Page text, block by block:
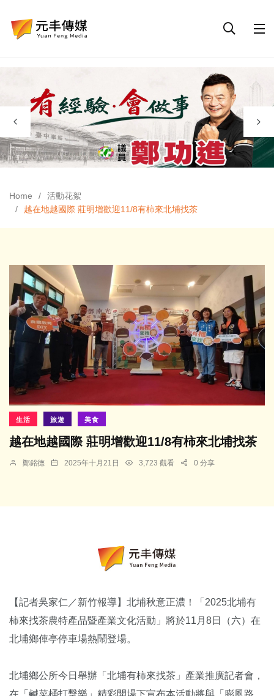
Home
活動花絮
越在地越國際 莊明增歡迎11/8有柿來北埔找茶
生活 旅遊 美食
越在地越國際 莊明增歡迎11/8有柿來北埔找茶
鄭銘德 2025年十月21日 3,723 觀看 0 分享
【記者吳家仁／新竹報導】北埔秋意正濃！「2025北埔有
柿來找茶農特產品暨產業文化活動」將於11月8日（六）在
北埔鄉俥亭停車場熱鬧登場。
北埔鄉公所今日舉辦「北埔有柿來找茶」產業推廣記者會，
在「鹹菜桶打擊樂」精彩開場下宣布本活動將與「膨風路